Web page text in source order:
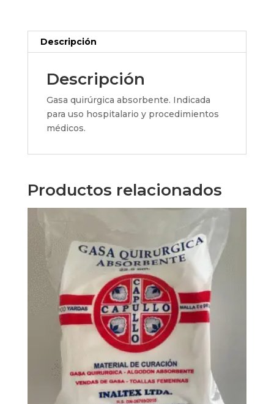
Descripción
Descripción
Gasa quirúrgica absorbente. Indicada
para uso hospitalario y procedimientos
médicos.
Productos relacionados